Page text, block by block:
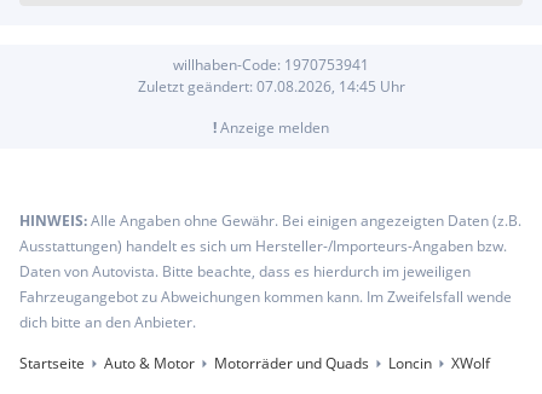
willhaben-Code: 1970753941
Zuletzt geändert: 07.08.2026, 14:45 Uhr
!Anzeige melden
HINWEIS:Alle Angaben ohne Gewähr. Bei einigen angezeigten Daten (z.B.
Ausstattungen) handelt es sich um Hersteller-/Importeurs-Angaben bzw.
Daten von Autovista. Bitte beachte, dass es hierdurch im jeweiligen
Fahrzeugangebot zu Abweichungen kommen kann. Im Zweifelsfall wende
dich bitte an den Anbieter.
Startseite
Auto & Motor Motorräder und Quads Loncin XWolf